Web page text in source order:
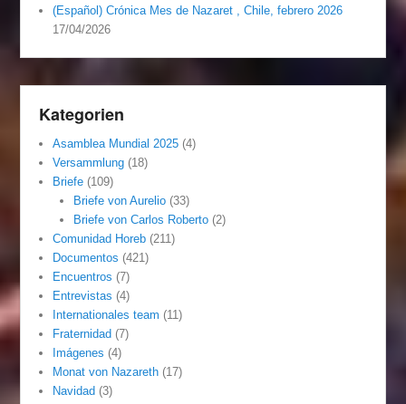
(Español) Crónica Mes de Nazaret , Chile, febrero 2026
17/04/2026
Kategorien
Asamblea Mundial 2025 (4)
Versammlung (18)
Briefe (109)
Briefe von Aurelio(33)
Briefe von Carlos Roberto(2)
Comunidad Horeb (211)
Documentos (421)
Encuentros (7)
Entrevistas (4)
Internationales team (11)
Fraternidad (7)
Imágenes (4)
Monat von Nazareth (17)
Navidad (3)